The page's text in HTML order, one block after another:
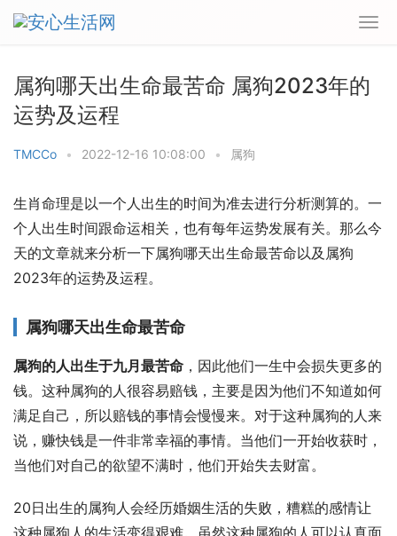
属狗哪天出生命最苦命 属狗2023年的
运势及运程
TMCCo • 2022-12-16 10:08:00 • 属狗
生肖命理是以一个人出生的时间为准去进行分析测算的。一
个人出生时间跟命运相关，也有每年运势发展有关。那么今
天的文章就来分析一下属狗哪天出生命最苦命以及属狗
2023年的运势及运程。
属狗哪天出生命最苦命
属狗的人出生于九月最苦命 ，因此他们一生中会损失更多的
钱。这种属狗的人很容易赔钱，主要是因为他们不知道如何
满足自己，所以赔钱的事情会慢慢来。对于这种属狗的人来
说，赚快钱是一件非常幸福的事情。当他们一开始收获时，
当他们对自己的欲望不满时，他们开始失去财富。
20日出生的属狗人会经历婚姻生活的失败，糟糕的感情让